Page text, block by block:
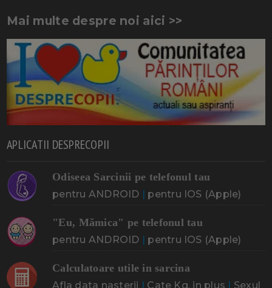
Mai multe despre noi aici >>
APLICATII DESPRECOPII
Odiseea Sarcinii pe telefonul tau
pentru ANDROID | pentru IOS (Apple)
"Eu, Mămica" pe telefonul tau
pentru ANDROID | pentru IOS (Apple)
Calculatoare utile in sarcina
Afla data nasterii | Cate Kg. in plus | Sexul